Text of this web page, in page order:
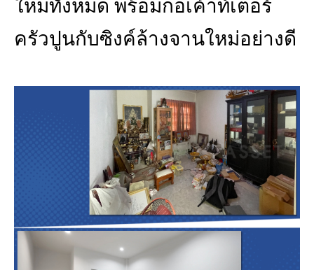
ใหม่ทั้งหมด พร้อมก่อเค้าท์เตอร์
ครัวปูนกับซิงค์ล้างจานใหม่อย่างดี